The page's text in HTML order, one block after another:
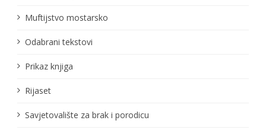
Muftijstvo mostarsko
Odabrani tekstovi
Prikaz knjiga
Rijaset
Savjetovalište za brak i porodicu